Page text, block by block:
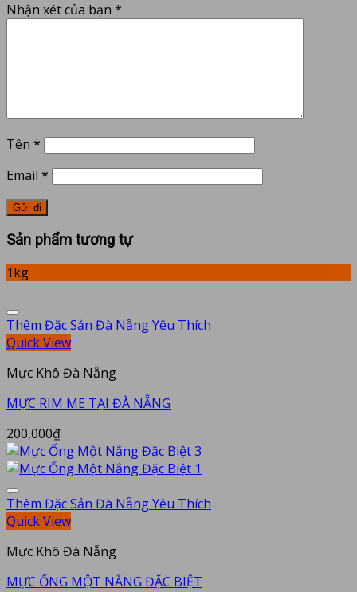
Nhận xét của bạn *
Tên *
Email *
Sản phẩm tương tự
1kg
Thêm Đặc Sản Đà Nẵng Yêu Thích
Quick View
Mực Khô Đà Nẵng
MỰC RIM ME TẠI ĐÀ NẴNG
200,000₫
Thêm Đặc Sản Đà Nẵng Yêu Thích
Quick View
Mực Khô Đà Nẵng
MỰC ỐNG MỘT NẮNG ĐẶC BIỆT